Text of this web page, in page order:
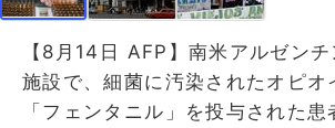
【8月14日 AFP】南米アルゼン
施設で、細菌に汚染されたオピオ
「フェンタニル」を投与された